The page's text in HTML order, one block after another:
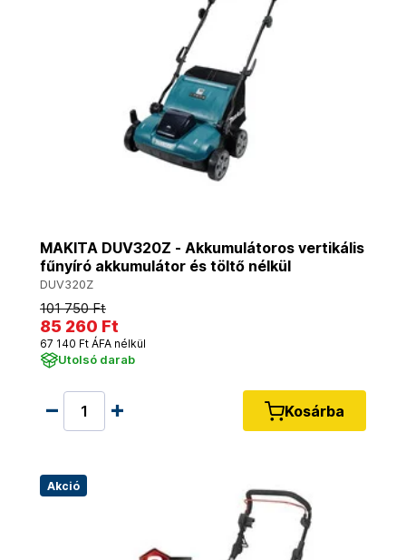
MAKITA DUV320Z - Akkumulátoros vertikális
fűnyíró akkumulátor és töltő nélkül
DUV320Z
101 750 Ft
85 260 Ft
67 140 Ft ÁFA nélkül
Utolsó darab
Kosárba
Akció